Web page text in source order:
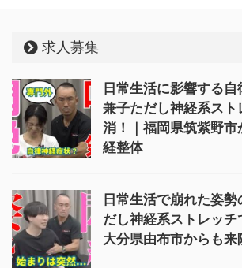
求人募集
日常生活に影響する自
兼子ただし神経系スト
消！｜福岡県筑紫野市
経整体
日常生活で崩れた姿
だし神経系ストレッチ
大分県由布市からも来